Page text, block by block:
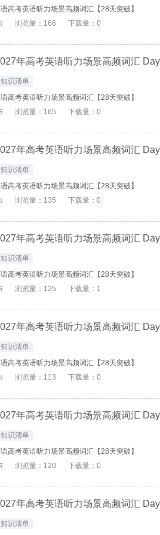
高考英语听力场景高频词汇【28天突破】
浏览量：166 下载量：0
知识清单
高考英语听力场景高频词汇【28天突破】
浏览量：165 下载量：0
知识清单
高考英语听力场景高频词汇【28天突破】
浏览量：135 下载量：0
知识清单
高考英语听力场景高频词汇【28天突破】
浏览量：125 下载量：1
知识清单
高考英语听力场景高频词汇【28天突破】
浏览量：113 下载量：0
知识清单
高考英语听力场景高频词汇【28天突破】
浏览量：120 下载量：0
知识清单